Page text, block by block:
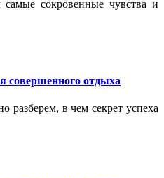
сокровенные чувства и
совершенного отдыха
разберем, в чем секрет успеха